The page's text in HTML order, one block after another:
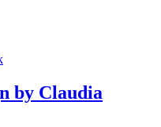
by Claudia